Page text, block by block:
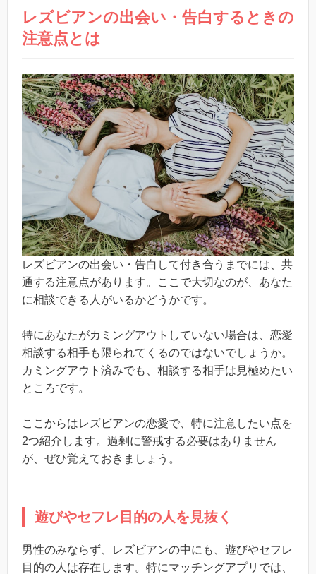
レズビアンの出会い・告白するときの
注意点とは
レズビアンの出会い・告白して付き合うまでには、共
通する注意点があります。ここで大切なのが、あなた
に相談できる人がいるかどうかです。
特にあなたがカミングアウトしていない場合は、恋愛
相談する相手も限られてくるのではないでしょうか。
カミングアウト済みでも、相談する相手は見極めたい
ところです。
ここからはレズビアンの恋愛で、特に注意したい点を
2つ紹介します。過剰に警戒する必要はありません
が、ぜひ覚えておきましょう。
遊びやセフレ目的の人を見抜く
男性のみならず、レズビアンの中にも、遊びやセフレ
目的の人は存在します。特にマッチングアプリでは、